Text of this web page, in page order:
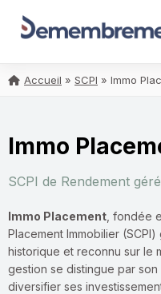
Accueil » SCPI » Immo
Immo
SCPI de Rendement
Immo Placement , fondée
Placement Immobilier
historique et reconnu sur le
gestion se distingue par
diversifier ses